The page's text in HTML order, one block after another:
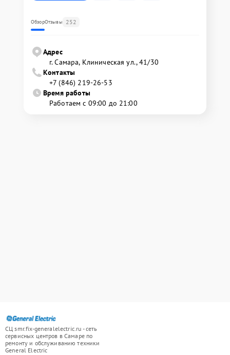
ОбзорОтзывы 252
Адрес
г. Самара, Клиническая ул., 41/30
Контакты
+7 (846) 219-26-53
Время работы
Работаем с 09:00 до 21:00
СЦ smr.fix-generalelectric.ru - сеть
сервисных центров в Самаре по
ремонту и обслуживанию техники
General Electric